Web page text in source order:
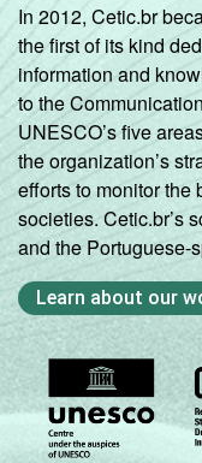
In 2012, Cetic.br
the first of its kind
information and
to the
UNESCO’s five
the organization’s
efforts to monitor
societies. Cetic.br’s
and the Portuguese-
Learn about our